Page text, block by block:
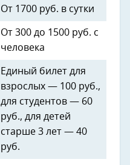
От 1700 руб. в сутки
От 300 до 1500 руб. с
человека
Единый билет для
взрослых — 100 руб.,
для студентов — 60
руб., для детей
старше 3 лет — 40
руб.